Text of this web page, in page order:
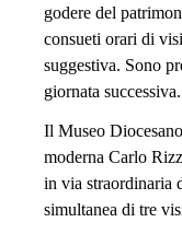
godere del
consueti orari di
suggestiva. Sono
giornata successiva.
Il Museo
moderna Carlo
in via straordinaria
simultanea di tre